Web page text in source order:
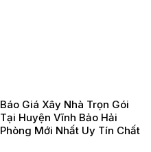
Báo Giá Xây Nhà Trọn Gói
Tại Huyện Vĩnh Bảo Hải
Phòng Mới Nhất Uy Tín Chất